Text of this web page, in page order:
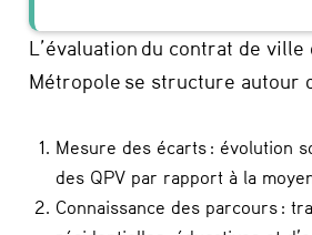
L’évaluation du contrat de ville
Métropole se structure autour
Mesure des écarts : évolution
des QPV par rapport à la
Connaissance des parcours :